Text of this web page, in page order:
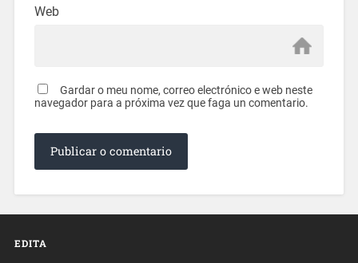
Web
Gardar o meu nome, correo electrónico e web neste
navegador para a próxima vez que faga un comentario.
EDITA